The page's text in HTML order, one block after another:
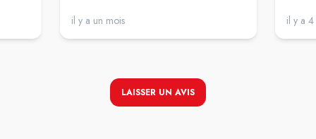
il y a un mois
il y a
LAISSER UN AVIS